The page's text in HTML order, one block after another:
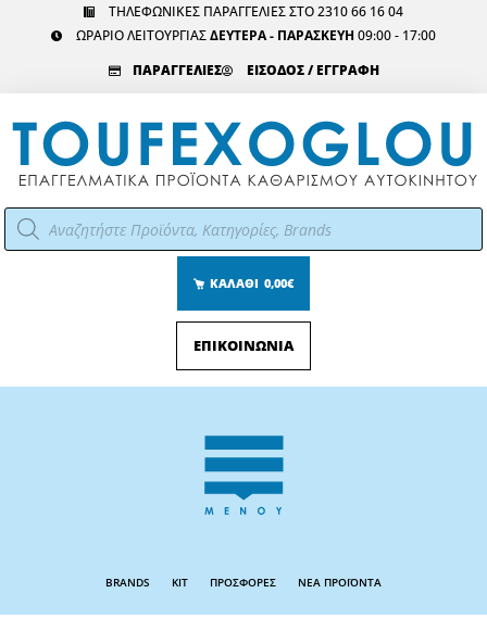
ΤΗΛΕΦΩΝΙΚΕΣ ΠΑΡΑΓΓΕΛΙΕΣ ΣΤΟ 2310 66 16 04
ΩΡΑΡΙΟ ΛΕΙΤΟΥΡΓΙΑΣΔΕΥΤΕΡΑ - ΠΑΡΑΣΚΕΥΗ 09:00 - 17:00
ΠΑΡΑΓΓΕΛΙΕΣ
ΕΙΣΟΔΟΣ / ΕΓΓΡΑΦΗ
Αναζήτηση
προϊόντων
ΚΑΛΑΘΙ 0,00€
ΕΠΙΚΟΙΝΩΝΙΑ
Menu
BRANDS KIT ΠΡΟΣΦΟΡΕΣ ΝΕΑ ΠΡΟΪΟΝΤΑ